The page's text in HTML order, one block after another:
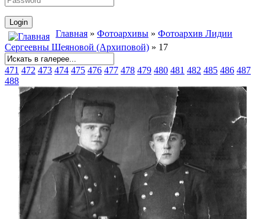
Главная » Фотоархивы » Фотоархив Лидии
Сергеевны Шеяновой (Архиповой) » 17
471 472 473 474 475 476 477 478 479 480 481 482 485 486 487
488